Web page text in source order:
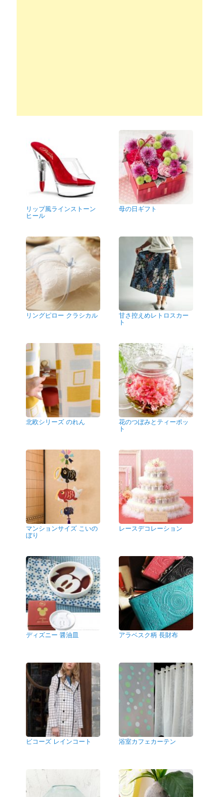
リップ風ラインストーン
ヒール
母の日ギフト
リングピロー クラシカル 甘さ控えめレトロスカー
ト
北欧シリーズ のれん 花のつぼみとティーポッ
ト
マンションサイズ こいの
ぼり
レースデコレーション
ディズニー 醤油皿 アラベスク柄 長財布
ビコーズ レインコート 浴室カフェカーテン